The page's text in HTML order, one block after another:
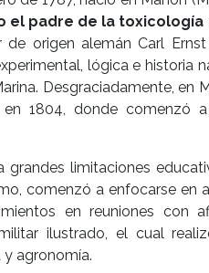
el padre de la toxicología
origen alemán Carl
lógica e historia
Desgraciadamente, en
en 1804, donde comenzó
grandes limitaciones
comenzó a enfocarse en
en reuniones con
ilustrado, el cual
agronomía.